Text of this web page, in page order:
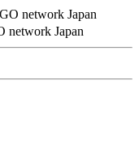
Japan